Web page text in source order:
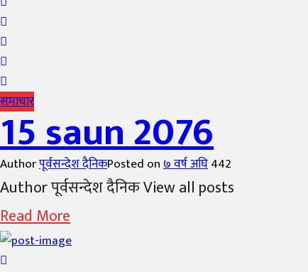
समाचार
15 saun 2076
Authorपूर्वसन्देश दैनिकPosted on७ वर्ष अघि442
Author पूर्वसन्देश दैनिक View all posts
Read More